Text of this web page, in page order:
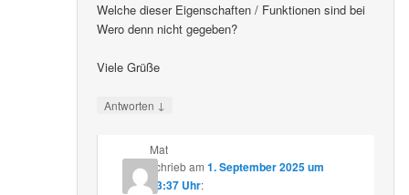
Welche dieser Eigenschaften / Funktionen sind bei
Wero denn nicht gegeben?
Viele Grüße
Antworten ↓
Mat
schriebam 1. September 2025 um
23:37 Uhr: